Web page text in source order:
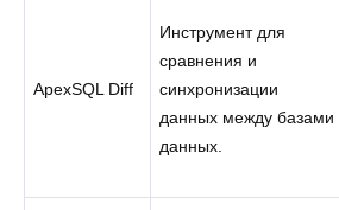
ApexSQL Diff
Инструмент для
сравнения и
синхронизации
данных между базами
данных.